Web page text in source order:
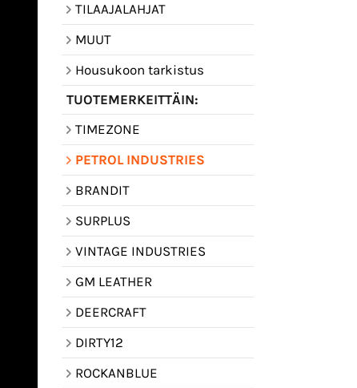
TILAAJALAHJAT
MUUT
Housukoon tarkistus
TUOTEMERKEITTÄIN:
TIMEZONE
PETROL INDUSTRIES
BRANDIT
SURPLUS
VINTAGE INDUSTRIES
GM LEATHER
DEERCRAFT
DIRTY12
ROCKANBLUE